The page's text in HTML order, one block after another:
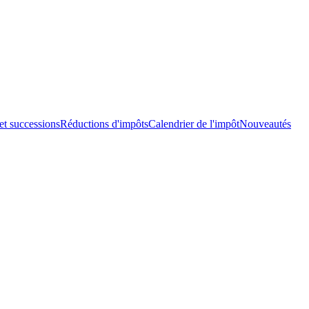
successionsRéductions d'impôtsCalendrier de l'impôtNouveautés